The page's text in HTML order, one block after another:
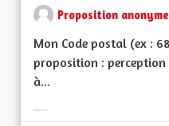
Proposition anonyme
Mon Code postal (ex :
proposition :
à...